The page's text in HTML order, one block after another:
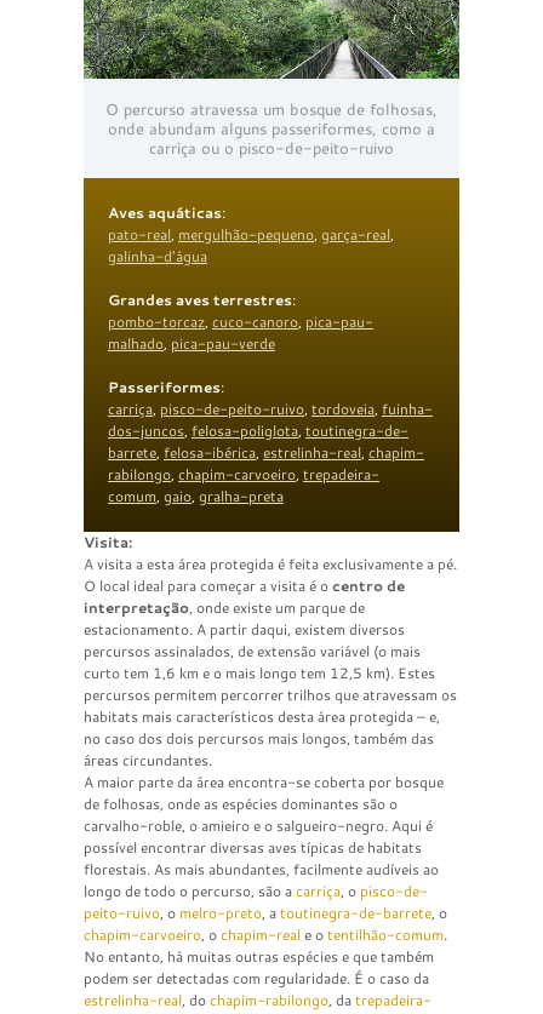
O percurso atravessa um bosque de folhosas,
onde abundam alguns passeriformes, como a
carriça ou o pisco-de-peito-ruivo
Aves aquáticas:
pato-real, mergulhão-pequeno, garça-real,
galinha-d’água
Grandes aves terrestres:
pombo-torcaz, cuco-canoro, pica-pau-
malhado, pica-pau-verde
Passeriformes:
carriça, pisco-de-peito-ruivo, tordoveia, fuinha-
dos-juncos, felosa-poliglota, toutinegra-de-
barrete, felosa-ibérica, estrelinha-real, chapim-
rabilongo, chapim-carvoeiro, trepadeira-
comum, gaio, gralha-preta
Visita:
A visita a esta área protegida é feita exclusivamente a pé.
O local ideal para começar a visita é ocentro de
interpretação, onde existe um parque de
estacionamento. A partir daqui, existem diversos
percursos assinalados, de extensão variável (o mais
curto tem 1,6 km e o mais longo tem 12,5 km). Estes
percursos permitem percorrer trilhos que atravessam os
habitats mais característicos desta área protegida – e,
no caso dos dois percursos mais longos, também das
áreas circundantes.
A maior parte da área encontra-se coberta por bosque
de folhosas, onde as espécies dominantes são o
carvalho-roble, o amieiro e o salgueiro-negro. Aqui é
possível encontrar diversas aves típicas de habitats
florestais. As mais abundantes, facilmente audíveis ao
longo de todo o percurso, são acarriça, o pisco-de-
peito-ruivo, o melro-preto, atoutinegra-de-barrete, o
chapim-carvoeiro, ochapim-reale otentilhão-comum.
No entanto, há muitas outras espécies e que também
podem ser detectadas com regularidade. É o caso da
estrelinha-real, dochapim-rabilongo, datrepadeira-